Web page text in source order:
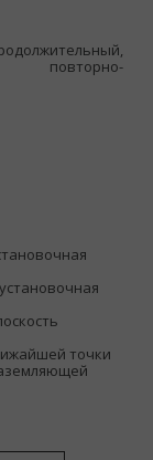
повторно-
точки